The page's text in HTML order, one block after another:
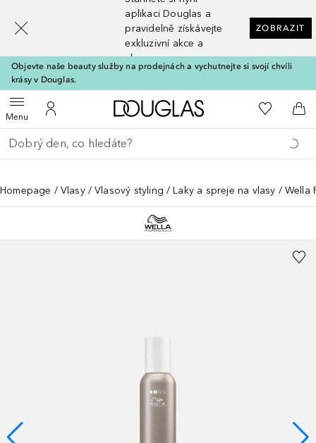
aplikaci Douglas a
pravidelně získávejte
exkluzivní akce a
slevy
ZOBRAZIT
Objevte naše beauty služby na prodejnách a vychutnejte si svojí chvíli
krásy v Douglas.
MenuOtevřít menuK mému účtu
Domů K mému
Do
Vraťte se
Proveďte vyhledávání
Homepage Vlasy Vlasový styling Laky a spreje na vlasy Wella
[navigation.slideout.screenreader]